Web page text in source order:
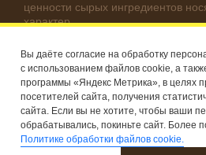
ценности сырых ингредиентов
характер.
используемых ингредиентов.
© Компания Nestlé, 2026 г. Все
®Владелец товарных знаков:
(Швейцария)
Вы даёте согласие на обработку
с использованием файлов cookie, а
программы «Яндекс Метрика», в целях
посетителей сайта, получения
сайта. Если вы не хотите, чтобы ваши
обрабатывались, покиньте сайт. Более
Политике обработки файлов cookie.